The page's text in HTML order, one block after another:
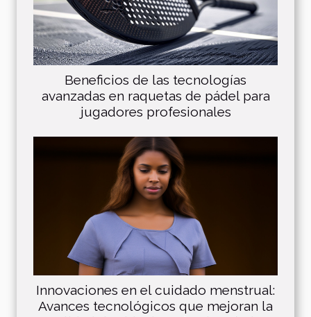
Beneficios de las tecnologías
avanzadas en raquetas de pádel para
jugadores profesionales
Innovaciones en el cuidado menstrual:
Avances tecnológicos que mejoran la